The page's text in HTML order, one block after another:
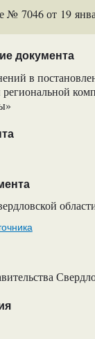
№ 7046 от 19
документа
в